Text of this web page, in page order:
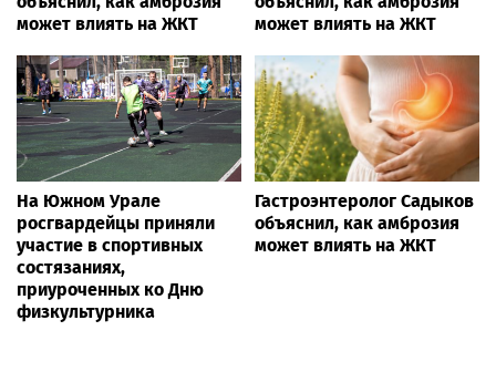
может влиять на ЖКТ
может влиять на ЖКТ
На Южном Урале
росгвардейцы приняли
участие в спортивных
состязаниях,
приуроченных ко Дню
физкультурника
Гастроэнтеролог Садыков
объяснил, как амброзия
может влиять на ЖКТ